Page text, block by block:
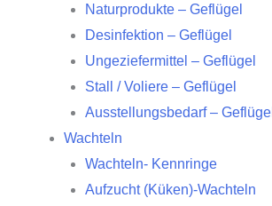
Naturprodukte – Geflügel
Desinfektion – Geflügel
Ungeziefermittel – Geflügel
Stall / Voliere – Geflügel
Ausstellungsbedarf – Geflügel
Wachteln
Wachteln- Kennringe
Aufzucht (Küken)-Wachteln